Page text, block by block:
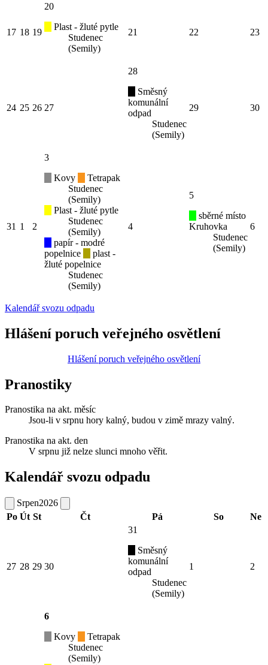
17 18 19
20
Plast - žluté pytle
Studenec
(Semily)
21 22 23
24 25 26 27
28
Směsný
komunální
odpad
Studenec
(Semily)
29 30
31 1 2
3
Kovy
Tetrapak
Studenec
(Semily)
Plast - žluté pytle
Studenec
(Semily)
papír - modré
popelnice
plast -
žluté popelnice
Studenec
(Semily)
4
5
sběrné místo
Kruhovka
Studenec
(Semily)
6
Kalendář svozu odpadu
Hlášení poruch veřejného osvětlení
Hlášení poruch veřejného osvětlení
Pranostiky
Pranostika na akt. měsíc
Jsou-li v srpnu hory kalný, budou v zimě mrazy valný.
Pranostika na akt. den
V srpnu již nelze slunci mnoho věřit.
Kalendář svozu odpadu
Srpen2026
Po Út St Čt Pá So Ne
27 28 29 30
31
Směsný
komunální
odpad
Studenec
(Semily)
1 2
6
Kovy
Tetrapak
Studenec
(Semily)